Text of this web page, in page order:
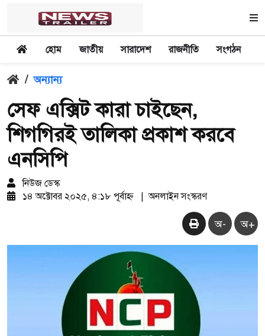
হোম জাতীয় সারাদেশ রাজনীতি সংগঠন
/ অন্যান্য
সেফ এক্সিট কারা চাইছেন,
শিগগিরই তালিকা প্রকাশ করবে
এনসিপি
নিউজ ডেস্ক
১৪ অক্টোবর ২০২৫, ৪:১৮ পূর্বাহ্ন
অনলাইন সংস্করণ
অ- অ+